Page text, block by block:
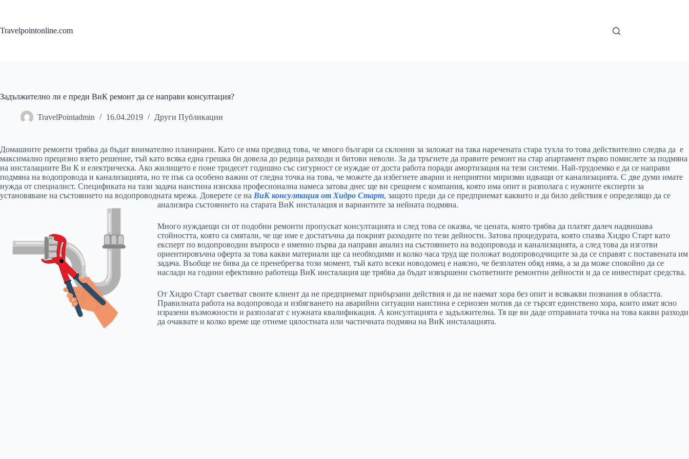
Travelpointonline.com
Задължително ли е преди ВиК ремонт да се направи консултация?
TravelPointadmin 16.04.2019 Други Публикации
Домашните ремонти трябва да бъдат внимателно планирани. Като се има предвид това, че много българи са склонни за заложат на така наречената стара тухла то това действително следва да е
максимално прецизно взето решение, тъй като всяка една грешка би довела до редица разходи и битови неволи. За да тръгнете да правите ремонт на стар апартамент първо помислете за подмяна
на инсталациите Ви К и електрическа. Ако жилището е поне тридесет годишно със сигурност се нуждае от доста работа поради амортизация на тези системи. Най-трудоемко е да се направи
подмяна на водопровода и канализацията, но те пък са особено важни от гледна точка на това, че можете да избегнете аварии и неприятни миризми идващи от канализацията. С две думи имате
нужда от специалист. Спецификата на тази задача наистина изисква професионална намеса затова днес ще ви срещнем с компания, която има опит и разполага с нужните експерти за
установяване на състоянието на водопроводната мрежа. Доверете се на ВиК консултация от Хидро Старт, защото преди да се предприемат каквито и да било действия е определящо да се
анализира състоянието на старата ВиК инсталация и вариантите за нейната подмяна.
Много нуждаещи си от подобни ремонти пропускат консултацията и след това се оказва, че цената, която трябва да платят далеч надвишава
стойността, която са смятали, че ще име е достатъчна да покрият разходите по тези дейности. Затова процедурата, която спазва Хидро Старт като
експерт по водопроводни въпроси е именно първа да направи анализ на състоянието на водопровода и канализацията, а след това да изготви
ориентировъчна оферта за това какви материали ще са необходими и колко часа труд ще положат водопроводчиците за да се справят с поставената им
задача. Въобще не бива да се пренебрегва този момент, тъй като всеки новодомец е наясно, че безплатен обяд няма, а за да може спокойно да се
наслади на години ефективно работеща ВиК инсталация ще трябва да бъдат извършени съответните ремонтни дейности и да се инвестират средства.
От Хидро Старт съветват своите клиент да не предприемат прибързани действия и да не наемат хора без опит и всякакви познания в областта.
Правилната работа на водопровода и избягването на аварийни ситуации наистина е сериозен мотив да се търсят единствено хора, които имат ясно
изразени възможности и разполагат с нужната квалификация. А консултацията е задължителна. Тя ще ви даде отправната точка на това какви разходи
да очаквате и колко време ще отнеме цялостната или частичната подмяна на ВиК инсталацията.